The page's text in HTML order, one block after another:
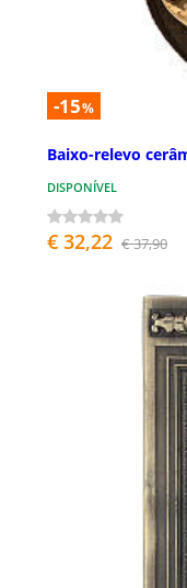
-15%
Baixo-relevo
DISPONÍVEL
€ 32,22 € 37,90